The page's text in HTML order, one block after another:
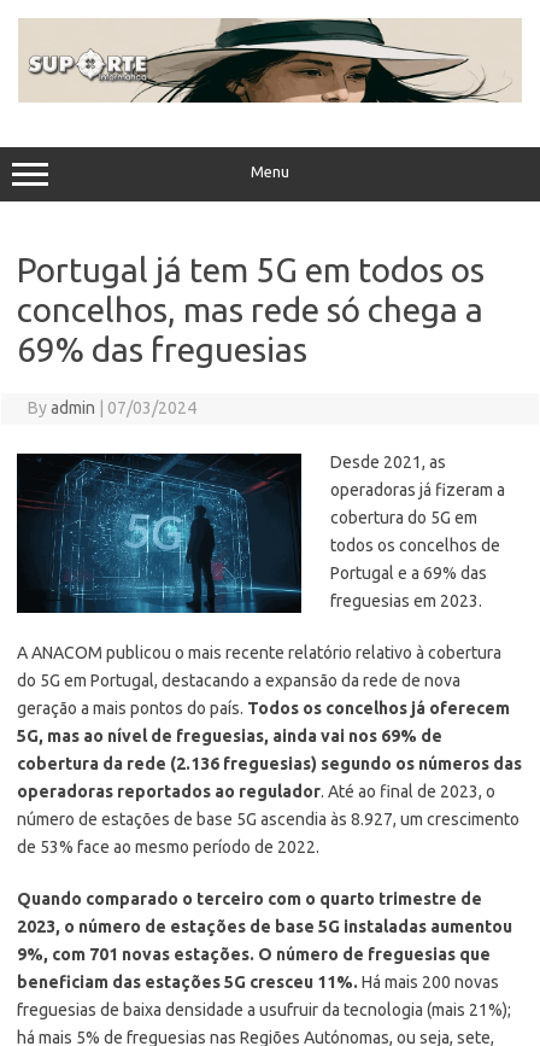
Menu
Portugal já tem 5G em todos os
concelhos, mas rede só chega a
69% das freguesias
Byadmin 07/03/2024
Desde 2021, as
operadoras já fizeram a
cobertura do 5G em
todos os concelhos de
Portugal e a 69% das
freguesias em 2023.
A ANACOM publicou o mais recente relatório relativo à cobertura
do 5G em Portugal, destacando a expansão da rede de nova
geração a mais pontos do país. Todos os concelhos já oferecem
5G, mas ao nível de freguesias, ainda vai nos 69% de
cobertura da rede (2.136 freguesias) segundo os números das
operadoras reportados ao regulador. Até ao final de 2023, o
número de estações de base 5G ascendia às 8.927, um crescimento
de 53% face ao mesmo período de 2022.
Quando comparado o terceiro com o quarto trimestre de
2023, o número de estações de base 5G instaladas aumentou
9%, com 701 novas estações. O número de freguesias que
beneficiam das estações 5G cresceu 11%. Há mais 200 novas
freguesias de baixa densidade a usufruir da tecnologia (mais 21%);
há mais 5% de freguesias nas Regiões Autónomas, ou seja, sete,